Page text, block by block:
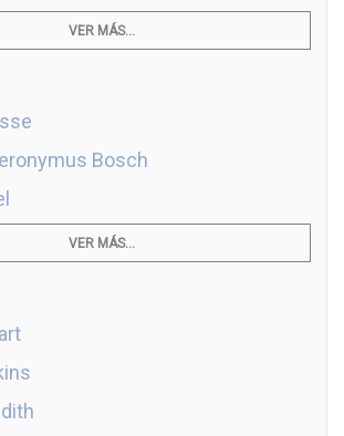
VER MÁS...
Bosch
VER MÁS...